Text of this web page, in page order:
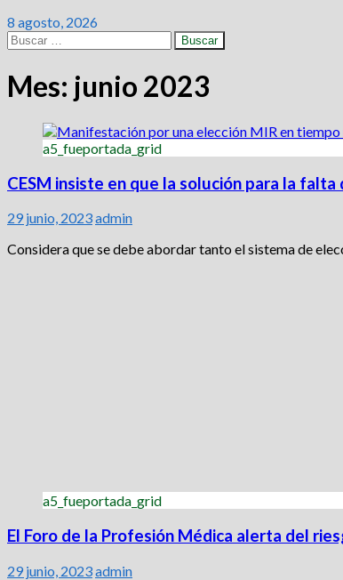
8 agosto, 2026
Buscar:
Mes: junio 2023
a5_fueportada_grid
CESM insiste en que la solución para la
29 junio, 2023admin
Considera que se debe abordar tanto el sistema de
a5_fueportada_grid
El Foro de la Profesión Médica alerta del
29 junio, 2023admin